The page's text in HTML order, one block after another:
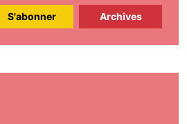
S'abonner Archives